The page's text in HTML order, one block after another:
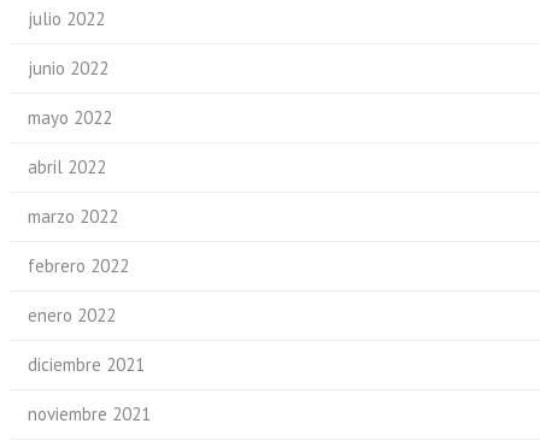
julio 2022
junio 2022
mayo 2022
abril 2022
marzo 2022
febrero 2022
enero 2022
diciembre 2021
noviembre 2021